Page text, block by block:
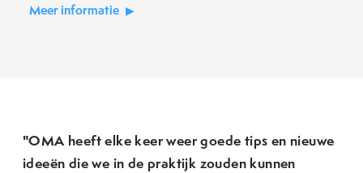
Meer informatie
"OMA heeft elke keer weer goede tips en nieuwe
ideeën die we in de praktijk zouden kunnen